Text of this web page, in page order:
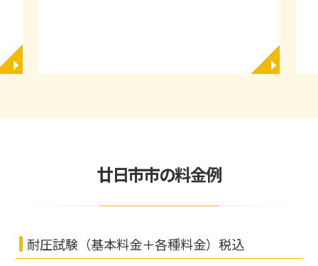
◥ ◥
廿日市市の料金例
耐圧試験（基本料金＋各種料金）税込